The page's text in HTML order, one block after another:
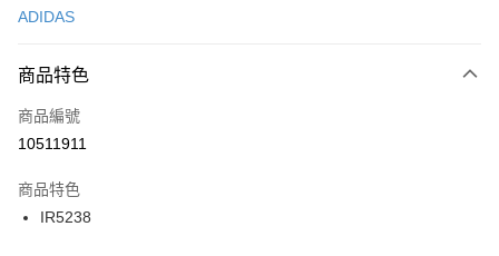
便利好安心！
３．安心：先確認商品／服務後，再付款。
【「AFTEE先享後付」結帳流程】
１．於結帳方式選擇「AFTEE先享後付」後，將跳轉至「AFTEE先享後付」
２．訂單成立數日內，您將收到繳費通知簡訊。
３．收到繳費通知簡訊後14天內，點擊此簡訊中的連結，可透過四大超商／
ATM／網路銀行／等多元方式進行付款，方視為交易完成。
運送方式
每筆NT$100，滿NT$1,500(含以上)免運費
宅配
每筆NT$100，滿NT$1,500(含以上)免運費
付款後門市自取
每筆NT$100，滿NT$1,500(含以上)免運費
ADIDAS
商品特色
商品編號
10511911
商品特色
IR5238